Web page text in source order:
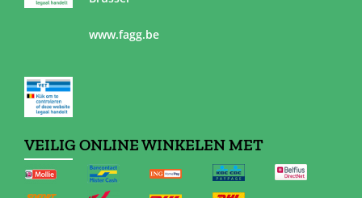
www.fagg.be
VEILIG ONLINE WINKELEN MET